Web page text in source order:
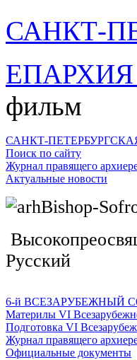
САНКТ-
ЕПАРХИЯ
фильм
САНКТ-
Поиск по сайту
Журнал правящего
Актуальные новости
Русский
6-й ВСЕЗАРУБЕЖНЫЙ
Материлы VI
Подготовка VI
Журнал правящего
Официальные документы